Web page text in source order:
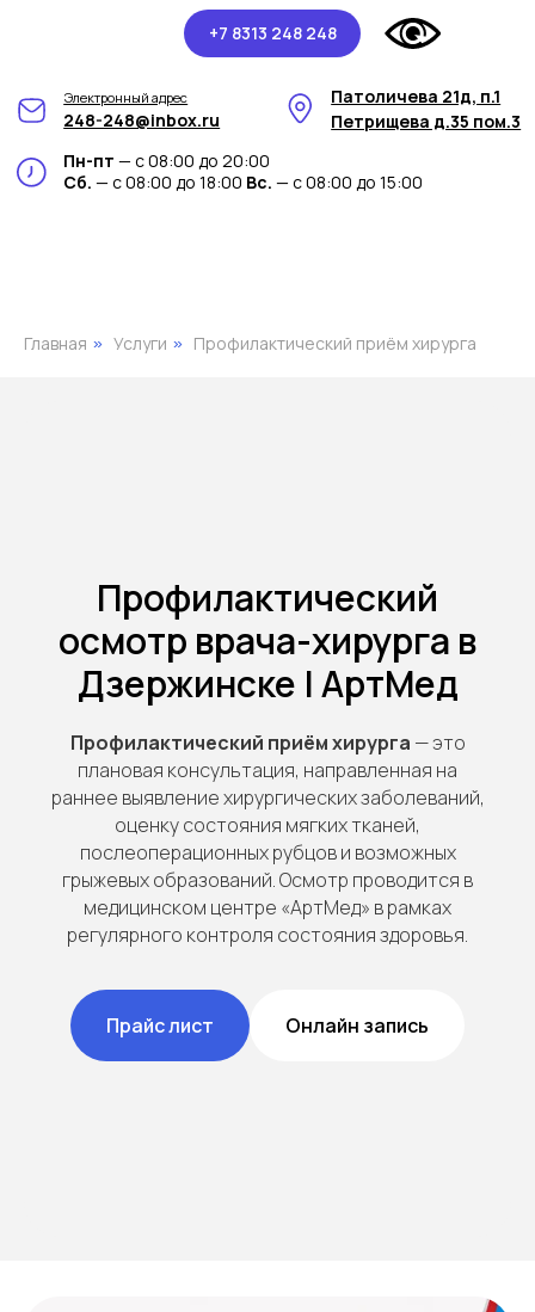
+7 8313 248 248
Пн-пт — с 08:00 до 20:00
Сб.— с 08:00 до 18:00Вс.— с 08:00 до 15:00
Главная » Услуги » Профилактический приём хирурга
Профилактический
осмотр врача-хирурга в
Дзержинске | АртМед
Профилактический приём хирурга — это
плановая консультация, направленная на
раннее выявление хирургических заболеваний,
оценку состояния мягких тканей,
послеоперационных рубцов и возможных
грыжевых образований. Осмотр проводится в
медицинском центре «АртМед» в рамках
регулярного контроля состояния здоровья.
Прайс лист Онлайн запись